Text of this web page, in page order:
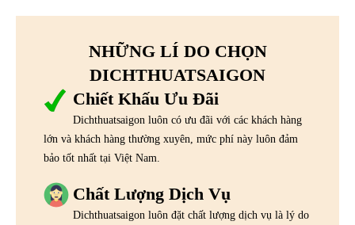
NHỮNG LÍ DO CHỌN
DICHTHUATSAIGON
Chiết Khấu Ưu Đãi
Dichthuatsaigon luôn có ưu đãi với các khách hàng
lớn và khách hàng thường xuyên, mức phí này luôn đảm
bảo tốt nhất tại Việt Nam.
Chất Lượng Dịch Vụ
Dichthuatsaigon luôn đặt chất lượng dịch vụ là lý do